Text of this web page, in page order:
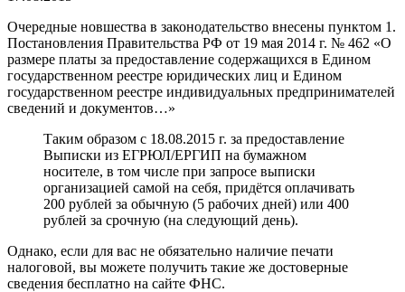
Очередные новшества в законодательство внесены пунктом 1.
Постановления Правительства РФ от 19 мая 2014 г. № 462 «О
размере платы за предоставление содержащихся в Едином
государственном реестре юридических лиц и Едином
государственном реестре индивидуальных предпринимателей
сведений и документов…»
Таким образом с 18.08.2015 г. за предоставление
Выписки из ЕГРЮЛ/ЕРГИП на бумажном
носителе, в том числе при запросе выписки
организацией самой на себя, придётся оплачивать
200 рублей за обычную (5 рабочих дней) или 400
рублей за срочную (на следующий день).
Однако, если для вас не обязательно наличие печати
налоговой, вы можете получить такие же достоверные
сведения бесплатно на сайте ФНС.